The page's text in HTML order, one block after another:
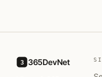
3 365DevNet